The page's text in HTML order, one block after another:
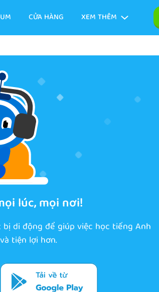
XEM THÊM
CỬA HÀNG
lúc, mọi nơi!
di động để giúp việc học tiếng Anh
tiện lợi hơn.